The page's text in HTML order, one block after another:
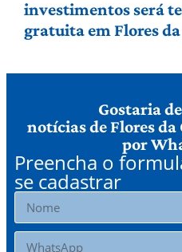
investimentos será
gratuita em Flores
Gostaria
notícias de Flores da
por
Preencha o
se cadastrar